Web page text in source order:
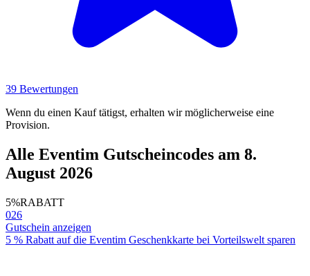
39 Bewertungen
Wenn du einen Kauf tätigst, erhalten wir möglicherweise eine
Provision.
Alle Eventim Gutscheincodes am 8.
August 2026
5%RABATT
026
Gutschein anzeigen
5 % Rabatt auf die Eventim Geschenkkarte bei Vorteilswelt sparen